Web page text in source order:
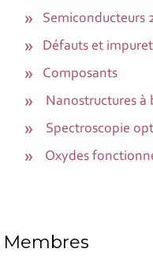
Semiconducteurs
Défauts et
Composants
Nanostructures à
Spectroscopie
Oxydes
Membres